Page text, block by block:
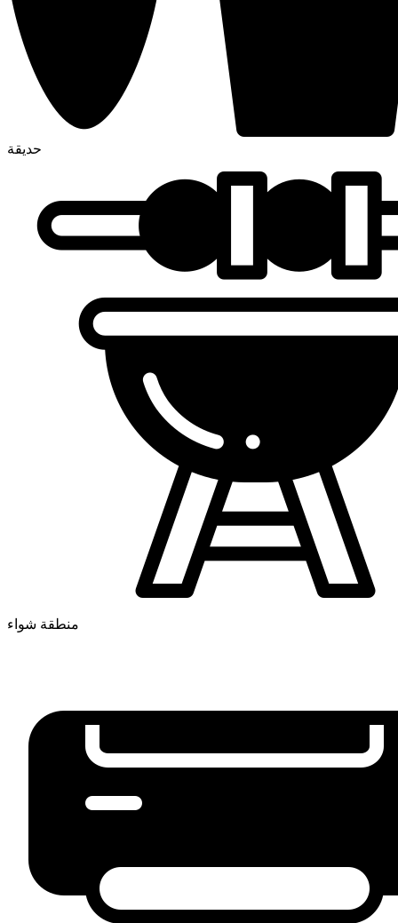
حديقة
منطقة شواء